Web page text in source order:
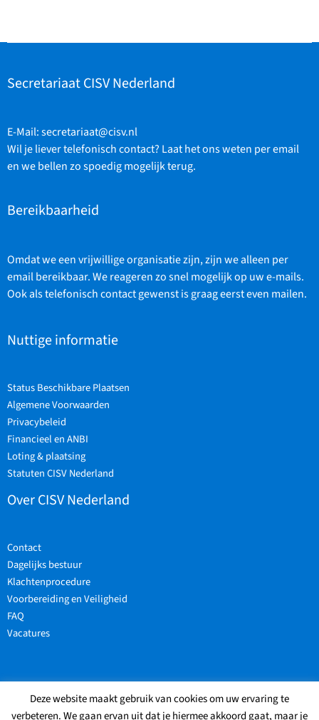
Secretariaat CISV Nederland
E-Mail:secretariaat@cisv.nl
Wil je liever telefonisch contact? Laat het ons weten per email
en we bellen zo spoedig mogelijk terug.
Bereikbaarheid
Omdat we een vrijwillige organisatie zijn, zijn we alleen per
email bereikbaar. We reageren zo snel mogelijk op uw e-mails.
Ook als telefonisch contact gewenst is graag eerst even mailen.
Nuttige informatie
Status Beschikbare Plaatsen
Algemene Voorwaarden
Privacybeleid
Financieel en ANBI
Loting & plaatsing
Statuten CISV Nederland
Over CISV Nederland
Contact
Dagelijks bestuur
Klachtenprocedure
Voorbereiding en Veiligheid
FAQ
Vacatures
Copyright © 2026- CISV Nederland- Website mede mogelijk gemaakt door
Deze website maakt gebruik van cookies om uw ervaring te
verbeteren. We gaan ervan uit dat je hiermee akkoord gaat, maar je